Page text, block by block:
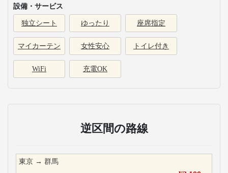
設備・サービス
独立シート ゆったり 座席指定
マイカーテン 女性安心 トイレ付き
WiFi 充電OK
逆区間の路線
東京 → 群馬